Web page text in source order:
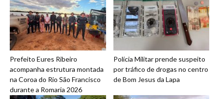
Prefeito Eures Ribeiro
acompanha estrutura montada
na Coroa do Rio São Francisco
durante a Romaria 2026
Polícia Militar prende suspeito
por tráfico de drogas no centro
de Bom Jesus da Lapa